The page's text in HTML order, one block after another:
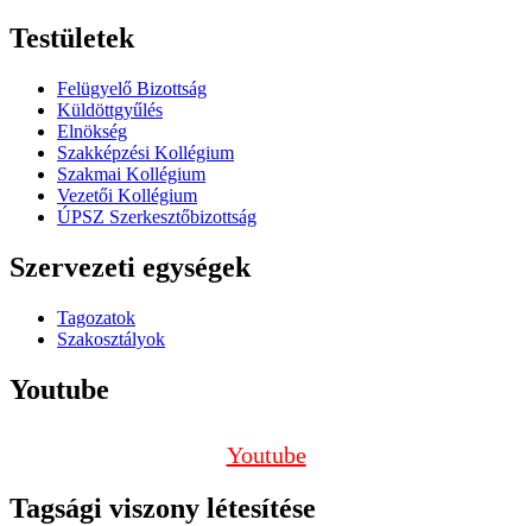
Testületek
Felügyelő Bizottság
Küldöttgyűlés
Elnökség
Szakképzési Kollégium
Szakmai Kollégium
Vezetői Kollégium
ÚPSZ Szerkesztőbizottság
Szervezeti egységek
Tagozatok
Szakosztályok
Youtube
Youtube
Tagsági viszony létesítése